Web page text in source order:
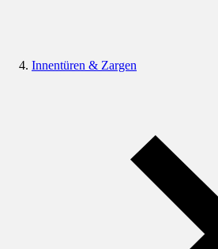
Innentüren & Zargen